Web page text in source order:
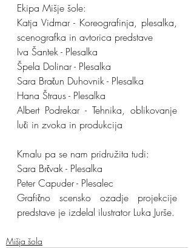
Ekipa Mišje šole:
Katja Vidmar - Koreografinja, plesalka,
scenografka in avtorica predstave
Iva Šantek - Plesalka
Špela Dolinar - Plesalka
Sara Bračun Duhovnik - Plesalka
Hana Štraus - Plesalka
Albert Podrekar - Tehnika, oblikovanje
luči in zvoka in produkcija
Kmalu pa se nam pridružita tudi:
Sara Brčvak - Plesalka
Peter Capuder - Plesalec
Grafično scensko ozadje projekcije
predstave je izdelal ilustrator Luka Jurše.
Mišja šola